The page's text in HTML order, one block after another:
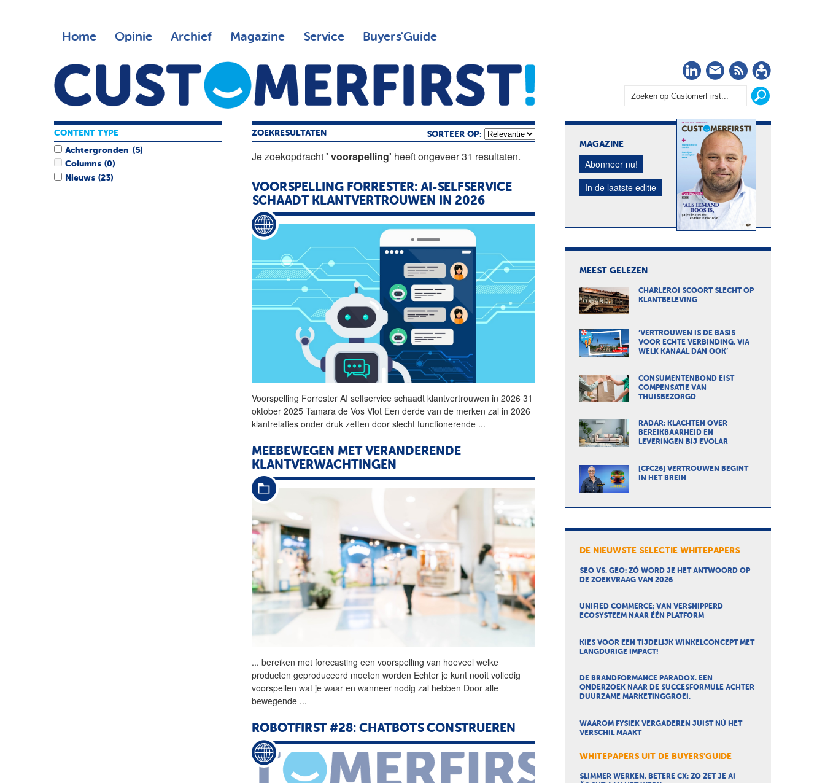
Home Opinie Archief Magazine Service Buyers'Guide
LinkedIn
Nieuwsbrief
RSS
ZOEKRESULTATEN SORTEER OP:
Je zoekopdracht' voorspelling' heeft ongeveer 31 resultaten.
VOORSPELLING FORRESTER: AI-SELFSERVICE
SCHAADT KLANTVERTROUWEN IN 2026
Voorspelling Forrester AI selfservice schaadt klantvertrouwen in 2026 31
oktober 2025 Tamara de Vos Vlot Een derde van de merken zal in 2026
klantrelaties onder druk zetten door slecht functionerende ...
MEEBEWEGEN MET VERANDERENDE
KLANTVERWACHTINGEN
... bereiken met forecasting eenvoorspelling van hoeveel welke
producten geproduceerd moeten worden Echter je kunt nooit volledig
voorspellen wat je waar en wanneer nodig zal hebben Door alle
bewegende ...
ROBOTFIRST #28: CHATBOTS CONSTRUEREN
CONTENT TYPE
Achtergronden (5)
Columns (0)
Nieuws (23)
MAGAZINE
Abonneer nu!
In de laatste editie
MEEST GELEZEN
CHARLEROI SCOORT SLECHT OP
KLANTBELEVING
‘VERTROUWEN IS DE BASIS
VOOR ECHTE VERBINDING, VIA
WELK KANAAL DAN OOK’
CONSUMENTENBOND EIST
COMPENSATIE VAN
THUISBEZORGD
RADAR: KLACHTEN OVER
BEREIKBAARHEID EN
LEVERINGEN BIJ EVOLAR
[CFC26] VERTROUWEN BEGINT
IN HET BREIN
DE NIEUWSTE SELECTIE WHITEPAPERS
SEO VS. GEO: ZÓ WORD JE HET ANTWOORD OP
DE ZOEKVRAAG VAN 2026
UNIFIED COMMERCE; VAN VERSNIPPERD
ECOSYSTEEM NAAR ÉÉN PLATFORM
KIES VOOR EEN TIJDELIJK WINKELCONCEPT MET
LANGDURIGE IMPACT!
DE BRANDFORMANCE PARADOX. EEN
ONDERZOEK NAAR DE SUCCESFORMULE ACHTER
DUURZAME MARKETINGGROEI.
WAAROM FYSIEK VERGADEREN JUIST NÚ HET
VERSCHIL MAAKT
WHITEPAPERS UIT DE BUYERS'GUIDE
SLIMMER WERKEN, BETERE CX: ZO ZET JE AI